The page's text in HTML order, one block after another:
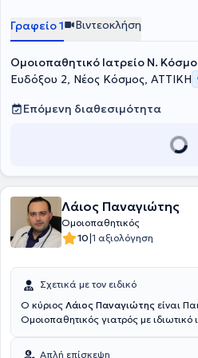
Γραφείο 1 Βιντεοκλήση
Ομοιοπαθητικό Ιατρείο Ν.
Ευδόξου 2, Νέος Κόσμος, ΑΤΤΙΚΗ
Επόμενη διαθεσιμότητα
Λάιος Παναγιώτης
Ομοιοπαθητικός
10|1 αξιολόγηση
Σχετικά με τον ειδικό
Ο κύριος Λάιος Παναγιώτης είναι
Ομοιοπαθητικός γιατρός με ιδιωτικό
Θράκης και υπ. Διδάκτωρ της
Απλή επίσκεψη